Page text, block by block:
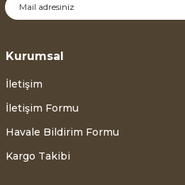
Kurumsal
İletişim
İletişim Formu
Havale Bildirim Formu
Kargo Takibi